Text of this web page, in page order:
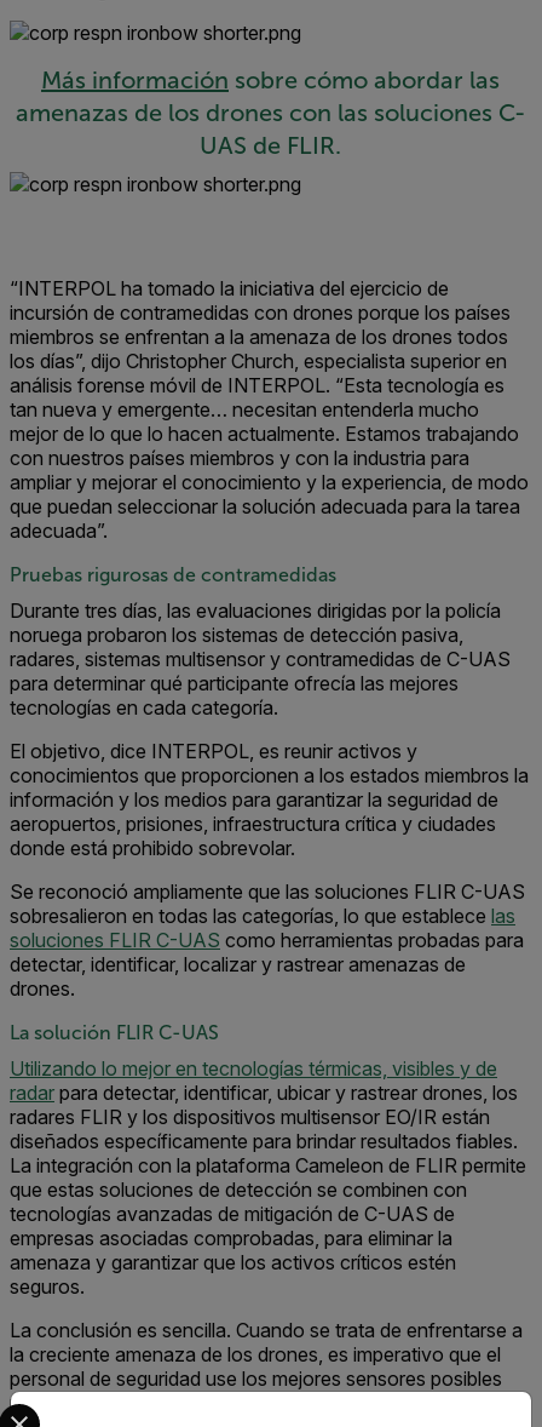
Más información sobre cómo abordar las
amenazas de los drones con las soluciones C-
UAS de FLIR.
“INTERPOL ha tomado la iniciativa del ejercicio de
incursión de contramedidas con drones porque los países
miembros se enfrentan a la amenaza de los drones todos
los días”, dijo Christopher Church, especialista superior en
análisis forense móvil de INTERPOL. “Esta tecnología es
tan nueva y emergente… necesitan entenderla mucho
mejor de lo que lo hacen actualmente. Estamos trabajando
con nuestros países miembros y con la industria para
ampliar y mejorar el conocimiento y la experiencia, de modo
que puedan seleccionar la solución adecuada para la tarea
adecuada”.
Pruebas rigurosas de contramedidas
Durante tres días, las evaluaciones dirigidas por la policía
noruega probaron los sistemas de detección pasiva,
radares, sistemas multisensor y contramedidas de C-UAS
para determinar qué participante ofrecía las mejores
tecnologías en cada categoría.
El objetivo, dice INTERPOL, es reunir activos y
conocimientos que proporcionen a los estados miembros la
información y los medios para garantizar la seguridad de
aeropuertos, prisiones, infraestructura crítica y ciudades
donde está prohibido sobrevolar.
Se reconoció ampliamente que las soluciones FLIR C-UAS
sobresalieron en todas las categorías, lo que establece las
soluciones FLIR C-UAS como herramientas probadas para
detectar, identificar, localizar y rastrear amenazas de
drones.
La solución FLIR C-UAS
Utilizando lo mejor en tecnologías térmicas, visibles y de
radar para detectar, identificar, ubicar y rastrear drones, los
radares FLIR y los dispositivos multisensor EO/IR están
diseñados específicamente para brindar resultados fiables.
La integración con la plataforma Cameleon de FLIR permite
que estas soluciones de detección se combinen con
tecnologías avanzadas de mitigación de C-UAS de
empresas asociadas comprobadas, para eliminar la
amenaza y garantizar que los activos críticos estén
seguros.
La conclusión es sencilla. Cuando se trata de enfrentarse a
la creciente amenaza de los drones, es imperativo que el
personal de seguridad use los mejores sensores posibles
para hacer el trabajo. Como resultado de las pruebas de
Select your preferred country and language from the